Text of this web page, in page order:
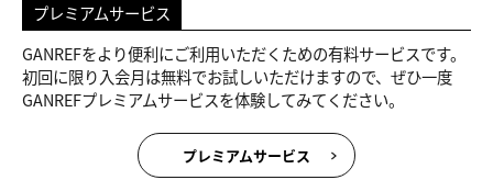
プレミアムサービス
GANREFをより便利にご利用いただくための有料サービスです。
初回に限り入会月は無料でお試しいただけますので、ぜひ一度
GANREFプレミアムサービスを体験してみてください。
プレミアムサービス